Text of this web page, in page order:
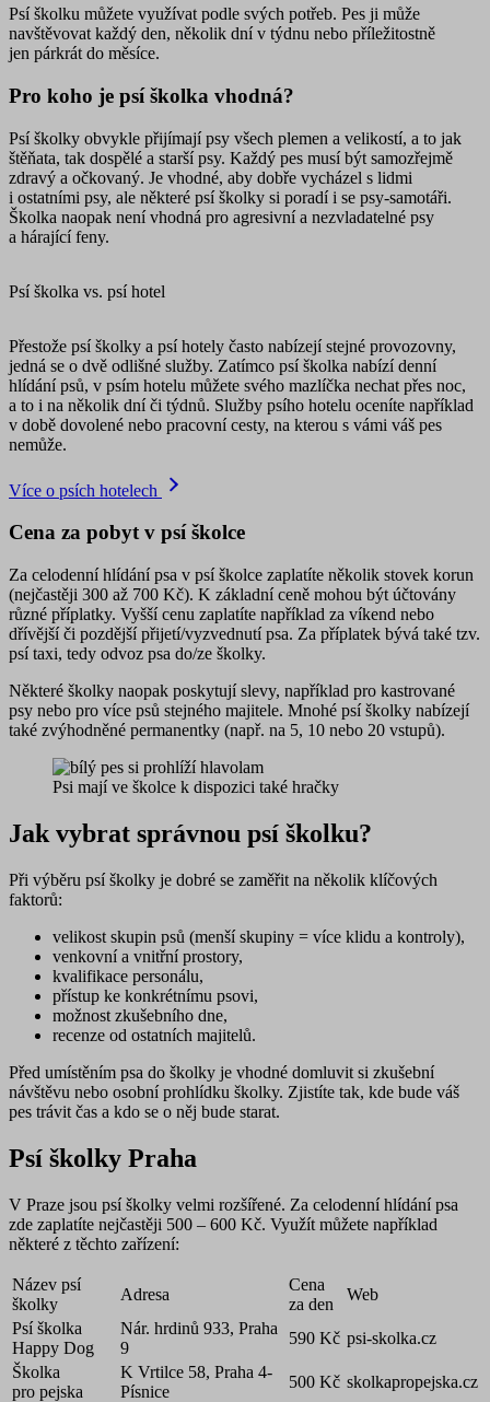
Psí školku můžete využívat podle svých potřeb. Pes ji může
navštěvovat každý den, několik dní v týdnu nebo příležitostně
jen párkrát do měsíce.
Pro koho je psí školka vhodná?
Psí školky obvykle přijímají psy všech plemen a velikostí, a to jak
štěňata, tak dospělé a starší psy. Každý pes musí být samozřejmě
zdravý a očkovaný. Je vhodné, aby dobře vycházel s lidmi
i ostatními psy, ale některé psí školky si poradí i se psy-samotáři.
Školka naopak není vhodná pro agresivní a nezvladatelné psy
a hárající feny.
Psí školka vs. psí hotel
Přestože psí školky a psí hotely často nabízejí stejné provozovny,
jedná se o dvě odlišné služby. Zatímco psí školka nabízí denní
hlídání psů, v psím hotelu můžete svého mazlíčka nechat přes noc,
a to i na několik dní či týdnů. Služby psího hotelu oceníte například
v době dovolené nebo pracovní cesty, na kterou s vámi váš pes
nemůže.
Více o psích hotelech
Cena za pobyt v psí školce
Za celodenní hlídání psa v psí školce zaplatíte několik stovek korun
(nejčastěji 300 až 700 Kč). K základní ceně mohou být účtovány
různé příplatky. Vyšší cenu zaplatíte například za víkend nebo
dřívější či pozdější přijetí/vyzvednutí psa. Za příplatek bývá také tzv.
psí taxi, tedy odvoz psa do/ze školky.
Některé školky naopak poskytují slevy, například pro kastrované
psy nebo pro více psů stejného majitele. Mnohé psí školky nabízejí
také zvýhodněné permanentky (např. na 5, 10 nebo 20 vstupů).
Psi mají ve školce k dispozici také hračky
Jak vybrat správnou psí školku?
Při výběru psí školky je dobré se zaměřit na několik klíčových
faktorů:
velikost skupin psů (menší skupiny = více klidu a kontroly),
venkovní a vnitřní prostory,
kvalifikace personálu,
přístup ke konkrétnímu psovi,
možnost zkušebního dne,
recenze od ostatních majitelů.
Před umístěním psa do školky je vhodné domluvit si zkušební
návštěvu nebo osobní prohlídku školky. Zjistíte tak, kde bude váš
pes trávit čas a kdo se o něj bude starat.
Psí školky Praha
V Praze jsou psí školky velmi rozšířené. Za celodenní hlídání psa
zde zaplatíte nejčastěji 500 – 600 Kč. Využít můžete například
některé z těchto zařízení:
Název psí
školky
Adresa
Cena
za den
Web
Psí školka
Happy Dog
Nár. hrdinů 933, Praha
9
590 Kč psi-skolka.cz
Školka
pro pejska
K Vrtilce 58, Praha 4-
Písnice
500 Kč skolkapropejska.cz